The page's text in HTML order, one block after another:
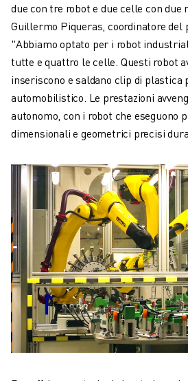
due con tre robot e due celle con due
Guillermo Piqueras, coordinatore del
"Abbiamo optato per i robot
tutte e quattro le celle. Questi robot
inseriscono e saldano clip di plastica
automobilistico. Le prestazioni
autonomo, con i robot che eseguono
dimensionali e geometrici precisi